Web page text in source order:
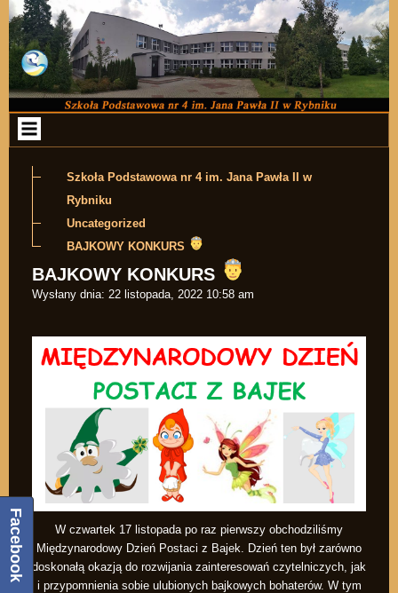
Przejdź do zawartości
Szkoła Podstawowa nr 4 im. Jana Pawła II w
Rybniku
Uncategorized
BAJKOWY KONKURS
BAJKOWY KONKURS
Wysłany dnia: 22 listopada, 2022 10:58 am
W czwartek 17 listopada po raz pierwszy obchodziliśmy
Międzynarodowy Dzień Postaci z Bajek. Dzień ten był zarówno
doskonałą okazją do rozwijania zainteresowań czytelniczych, jak
i przypomnienia sobie ulubionych bajkowych bohaterów. W tym
Facebook